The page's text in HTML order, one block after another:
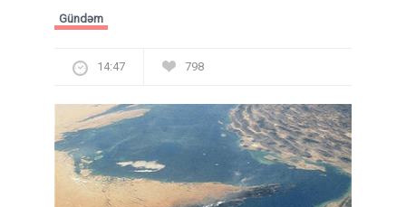
Gündəm
14:47 798